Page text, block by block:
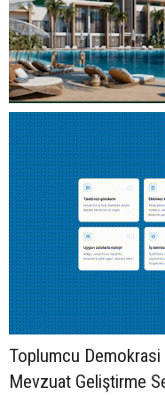
Toplumcu
Mevzuat Geliştirme